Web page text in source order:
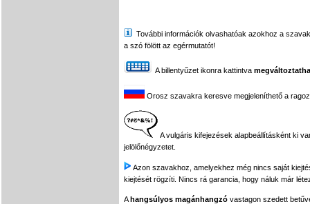
További információk olvashatóak azokhoz a
a szó fölött az egérmutatót!
A billentyűzet ikonra kattintva
Orosz szavakra keresve megjeleníthető a
A vulgáris kifejezések alapbeállításként ki
jelölőnégyzetet.
Azon szavakhoz, amelyekhez még nincs saját
kiejtését rögzíti. Nincs rá garancia, hogy náluk már
Ahangsúlyos magánhangzó vastagon szedett